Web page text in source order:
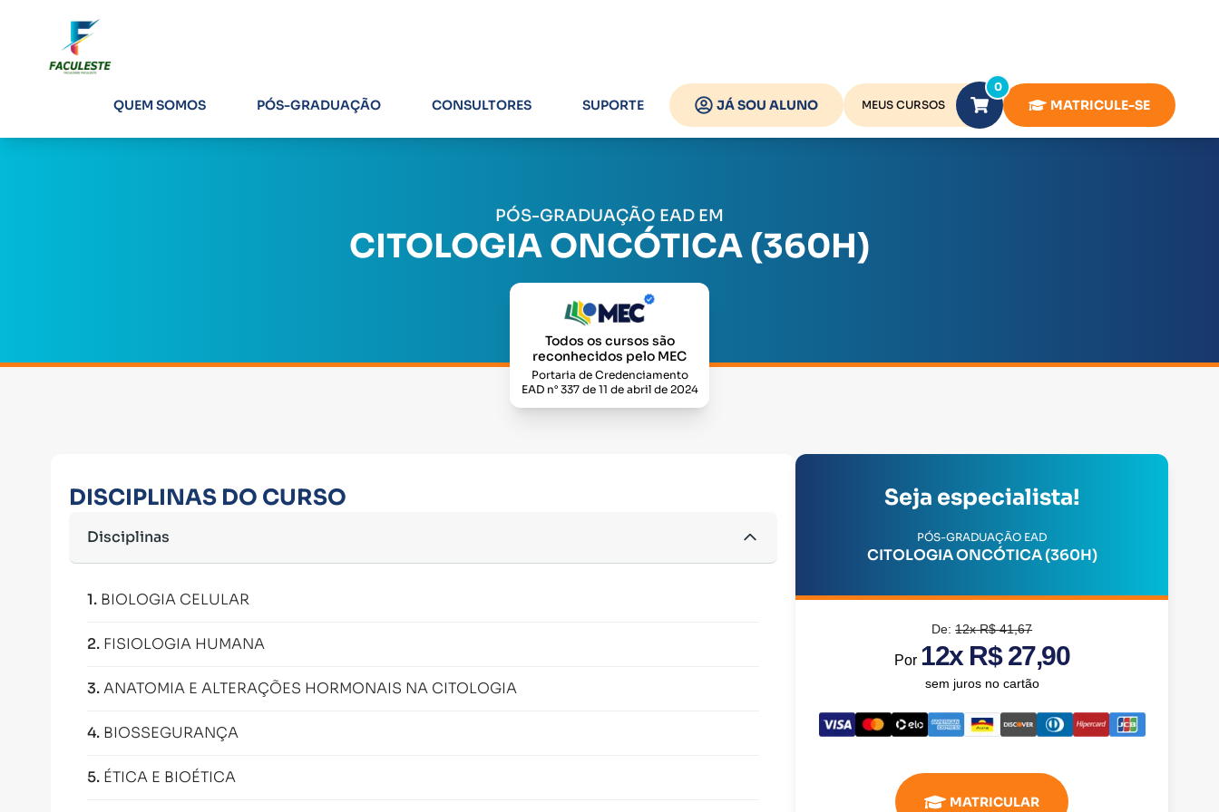
QUEM SOMOS PÓS-GRADUAÇÃO CONSULTORES SUPORTE JÁ SOU ALUNO MEUS CURSOS
0
MATRICULE-SE
PÓS-GRADUAÇÃO EAD EM
CITOLOGIA ONCÓTICA (360H)
Todos os cursos são
reconhecidos pelo MEC
Portaria de Credenciamento
EAD n° 337 de 11 de abril de 2024
DISCIPLINAS DO CURSO
Disciplinas
1. BIOLOGIA CELULAR
2. FISIOLOGIA HUMANA
3.ANATOMIA E ALTERAÇÕES HORMONAIS NA CITOLOGIA
4. BIOSSEGURANÇA
5. ÉTICA E BIOÉTICA
Seja especialista!
PÓS-GRADUAÇÃO EAD
CITOLOGIA ONCÓTICA (360H)
De:12x R$ 41,67
Por 12x R$ 27,90
sem juros no cartão
MATRICULAR